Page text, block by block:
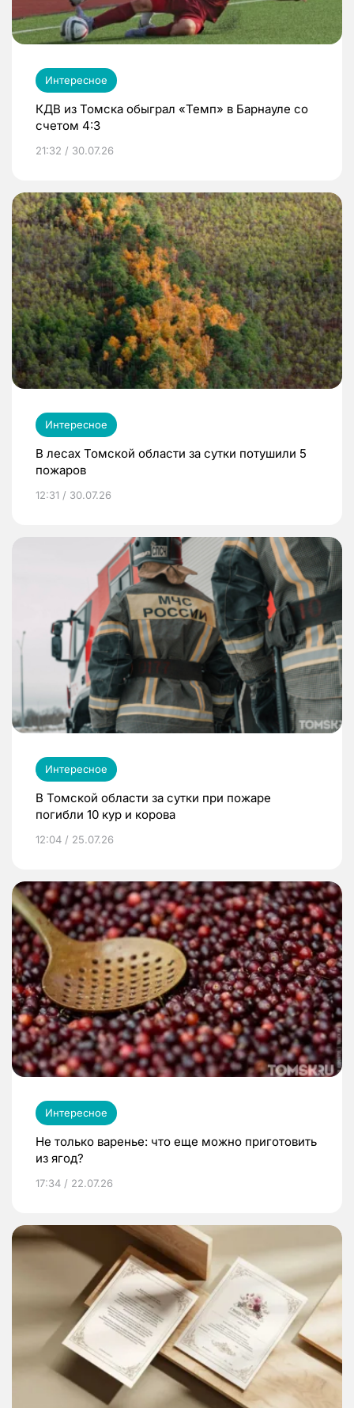
Интересное
КДВ из Томска обыграл «Темп» в Барнауле со
счетом 4:3
21:32 / 30.07.26
Интересное
В лесах Томской области за сутки потушили 5
пожаров
12:31 / 30.07.26
Интересное
В Томской области за сутки при пожаре
погибли 10 кур и корова
12:04 / 25.07.26
Интересное
Не только варенье: что еще можно приготовить
из ягод?
17:34 / 22.07.26